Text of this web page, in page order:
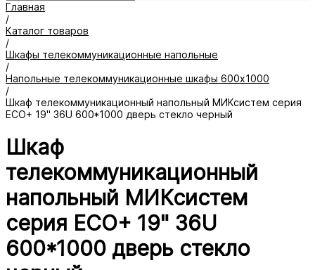
Главная
/
Каталог товаров
/
Шкафы телекоммуникационные напольные
/
Напольные телекоммуникационные шкафы 600х1000
/
Шкаф телекоммуникационный напольный МИКсистем серия
ECO+ 19" 36U 600*1000 дверь стекло черный
Шкаф
телекоммуникационный
напольный МИКсистем
серия ECO+ 19" 36U
600*1000 дверь стекло